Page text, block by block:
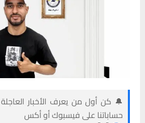
🔔 كن أول من يعرف الأخبار العاجلة
حساباتنا على فيسبوك أو أكس